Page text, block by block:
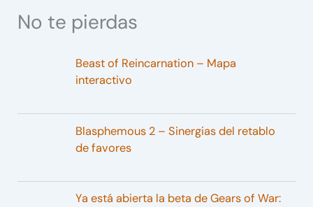
No te pierdas
Beast of Reincarnation – Mapa
interactivo
Blasphemous 2 – Sinergias del retablo
de favores
Ya está abierta la beta de Gears of War: